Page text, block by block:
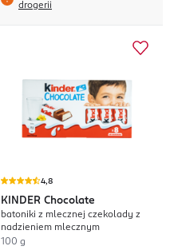
drogerii
4,8
KINDER Chocolate
batoniki z mlecznej czekolady z
nadzieniem mlecznym
100 g